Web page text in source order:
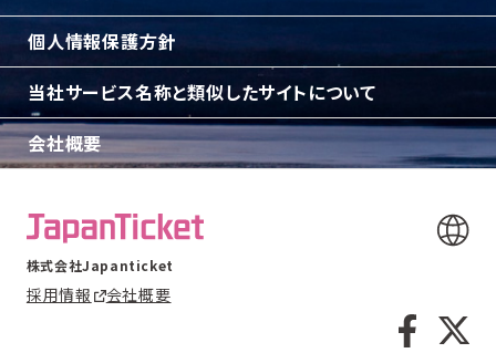
個人情報保護方針
当社サービス名称と類似したサイトについて
会社概要
株式会社Japanticket
採用情報 会社概要